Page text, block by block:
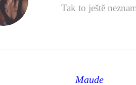
Tak to ještě
Maude